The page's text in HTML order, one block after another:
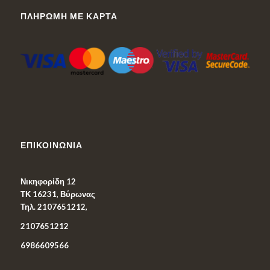
ΠΛΗΡΩΜΉ ΜΕ ΚΆΡΤΑ
ΕΠΙΚΟΙΝΩΝΊΑ
Νικηφορίδη 12
ΤΚ 16231, Βύρωνας
Τηλ. 2107651212,
2107651212
6986609566